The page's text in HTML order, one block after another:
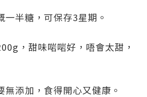
一半糖，可保存3星期。
，甜味啱啱好，唔會太甜，
無添加，食得開心又健康。